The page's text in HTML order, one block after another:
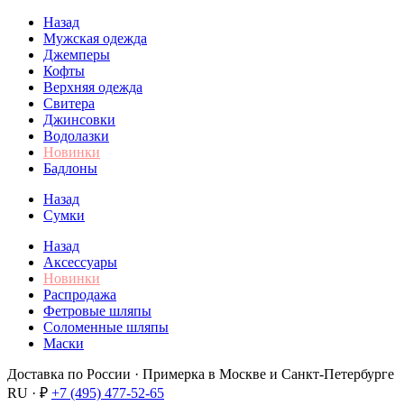
Назад
Мужская одежда
Джемперы
Кофты
Верхняя одежда
Свитера
Джинсовки
Водолазки
Новинки
Бадлоны
Назад
Сумки
Назад
Аксессуары
Новинки
Распродажа
Фетровые шляпы
Соломенные шляпы
Маски
Доставка по России · Примерка в Москве и Санкт-Петербурге
RU · ₽ +7 (495) 477-52-65